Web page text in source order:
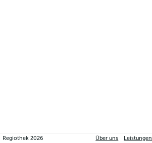
Regiothek2026 Über uns Leistungen